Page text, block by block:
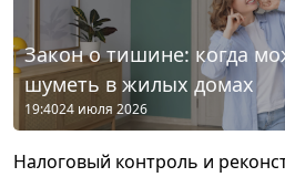
Закон о тишине: когда
шуметь в жилых домах
19:4024 июля 2026
Налоговый контроль и